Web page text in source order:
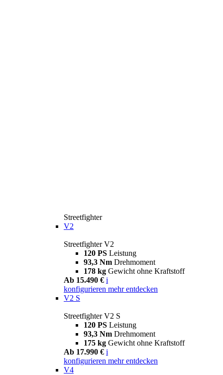
Streetfighter
V2
Streetfighter V2
120 PS Leistung
93,3 Nm Drehmoment
178 kg Gewicht ohne Kraftstoff
Ab 15.490 € i
konfigurieren mehr entdecken
V2 S
Streetfighter V2 S
120 PS Leistung
93,3 Nm Drehmoment
175 kg Gewicht ohne Kraftstoff
Ab 17.990 € i
konfigurieren mehr entdecken
V4